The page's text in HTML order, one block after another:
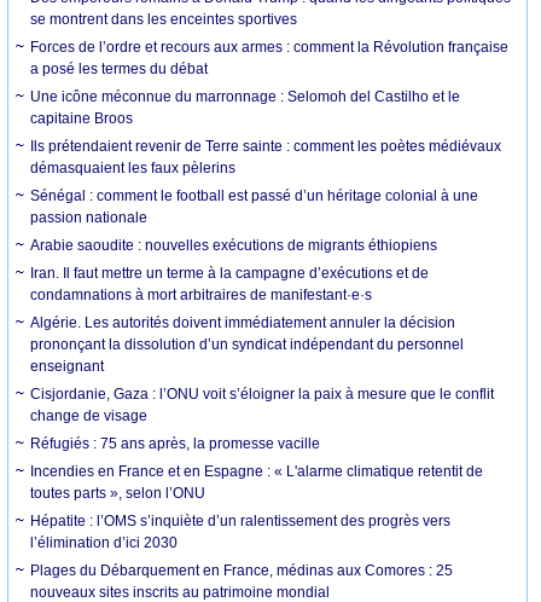
se montrent dans les enceintes sportives
Forces de l’ordre et recours aux armes : comment la Révolution française
a posé les termes du débat
Une icône méconnue du marronnage : Selomoh del Castilho et le
capitaine Broos
Ils prétendaient revenir de Terre sainte : comment les poètes médiévaux
démasquaient les faux pèlerins
Sénégal : comment le football est passé d’un héritage colonial à une
passion nationale
Arabie saoudite : nouvelles exécutions de migrants éthiopiens
Iran. Il faut mettre un terme à la campagne d’exécutions et de
condamnations à mort arbitraires de manifestant·e·s
Algérie. Les autorités doivent immédiatement annuler la décision
prononçant la dissolution d’un syndicat indépendant du personnel
enseignant
Cisjordanie, Gaza : l’ONU voit s’éloigner la paix à mesure que le conflit
change de visage
Réfugiés : 75 ans après, la promesse vacille
Incendies en France et en Espagne : « L'alarme climatique retentit de
toutes parts », selon l’ONU
Hépatite : l’OMS s’inquiète d’un ralentissement des progrès vers
l’élimination d’ici 2030
Plages du Débarquement en France, médinas aux Comores : 25
nouveaux sites inscrits au patrimoine mondial